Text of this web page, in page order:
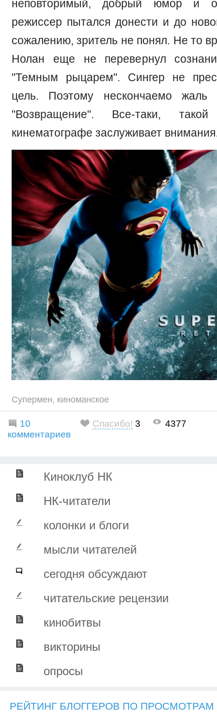
неповторимый, добрый юмор и
режиссер пытался донести и до
сожалению, зритель не понял. Не то
Нолан еще не перевернул
"Темным рыцарем". Сингер не
цель. Поэтому нескончаемо жаль
"Возвращение". Все-таки,
кинематографе заслуживает
Супермен, киноманское
10
комментариев
Спасибо! 3 4377
Киноклуб НК
НК-читатели
колонки и блоги
мысли читателей
сегодня обсуждают
читательские рецензии
кинобитвы
викторины
опросы
РЕЙТИНГ БЛОГГЕРОВ ПО ПРОСМОТРАМ